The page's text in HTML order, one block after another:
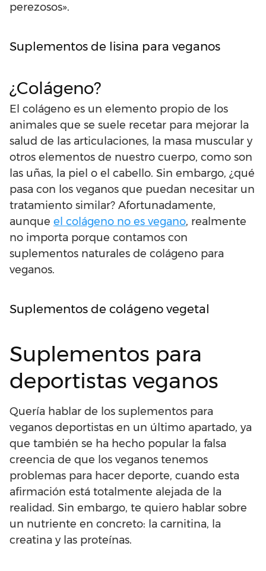
perezosos».
Suplementos de lisina para veganos
¿Colágeno?
El colágeno es un elemento propio de los
animales que se suele recetar para mejorar la
salud de las articulaciones, la masa muscular y
otros elementos de nuestro cuerpo, como son
las uñas, la piel o el cabello. Sin embargo, ¿qué
pasa con los veganos que puedan necesitar un
tratamiento similar? Afortunadamente,
aunque el colágeno no es vegano, realmente
no importa porque contamos con
suplementos naturales de colágeno para
veganos.
Suplementos de colágeno vegetal
Suplementos para
deportistas veganos
Quería hablar de los suplementos para
veganos deportistas en un último apartado, ya
que también se ha hecho popular la falsa
creencia de que los veganos tenemos
problemas para hacer deporte, cuando esta
afirmación está totalmente alejada de la
realidad. Sin embargo, te quiero hablar sobre
un nutriente en concreto: la carnitina, la
creatina y las proteínas.